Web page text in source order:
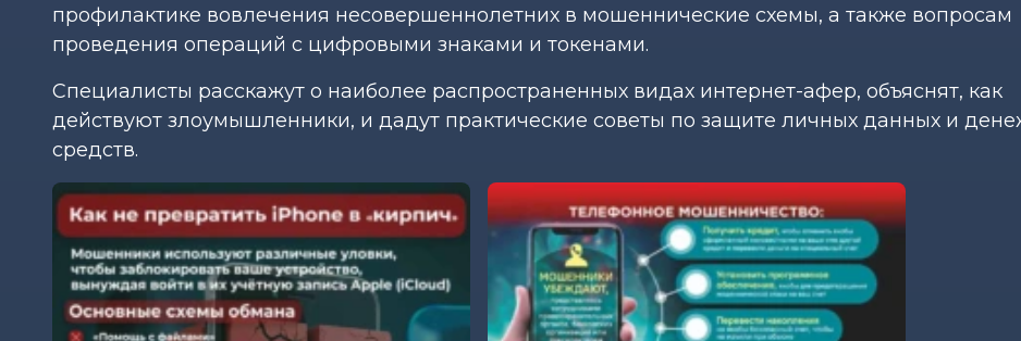
профилактике вовлечения несовершеннолетних в мошеннические схемы, а также вопросам
проведения операций с цифровыми знаками и токенами.
Специалисты расскажут о наиболее распространенных видах интернет-афер, объяснят, как
действуют злоумышленники, и дадут практические советы по защите личных данных и
средств.